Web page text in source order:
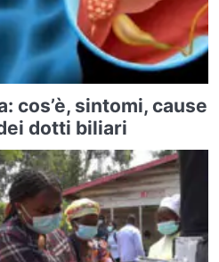
cos’è, sintomi, cause
dotti biliari